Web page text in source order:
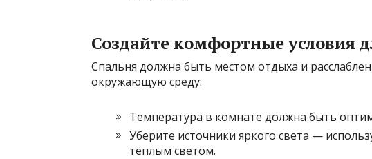
Создайте комфортные условия
Спальня должна быть местом отдыха и
окружающую среду:
Температура в комнате должна быть
Уберите источники яркого света —
тёплым светом.